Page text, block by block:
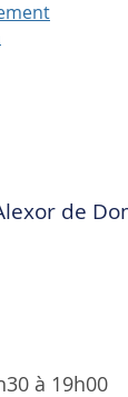
de
à 19h00